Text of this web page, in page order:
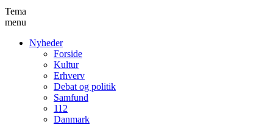
Tema
menu
Nyheder
Forside
Kultur
Erhverv
Debat og politik
Samfund
112
Danmark